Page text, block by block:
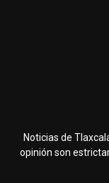
Noticias de
opinión son